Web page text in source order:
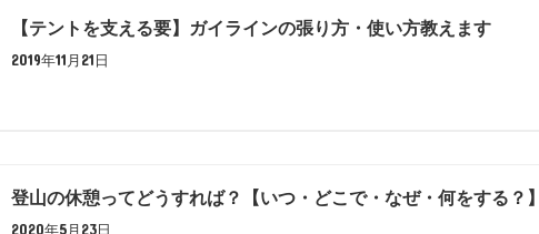
【テントを支える要】ガイラインの張り方・使い方教えます
2019年11月21日
登山の休憩ってどうすれば？【いつ・どこで・なぜ・何をする？】
2020年5月23日